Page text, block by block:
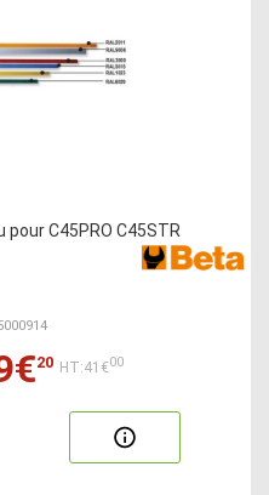
C45PRO C45STR
20 HT:41€00